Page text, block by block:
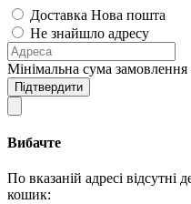
Доставка Нова пошта
Не знайшло адресу
Мінімальна сума замовлення
Підтвердити
Вибачте
По вказаній адресі відсутні
кошик: